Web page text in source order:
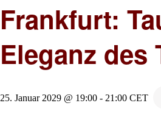
Frankfurt:
Eleganz des
25. Januar 2029 @ 19:00 - 21:00 CET